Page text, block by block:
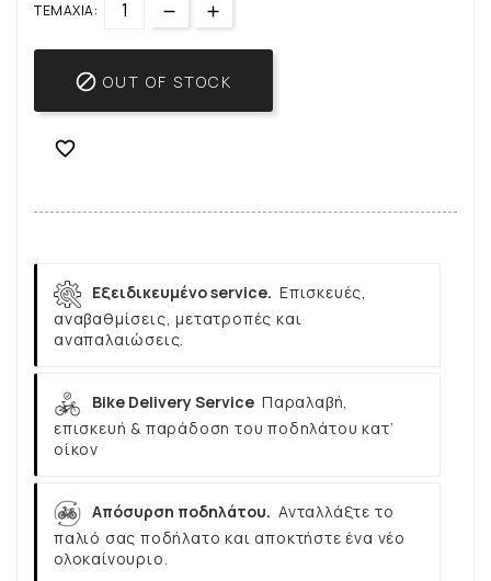
ΤΕΜΆΧΙΑ:
 OUT OF STOCK

Εξειδικευμένο service. Επισκευές,
αναβαθμίσεις, μετατροπές και
αναπαλαιώσεις.
Bike Delivery Service Παραλαβή,
επισκευή & παράδοση του ποδηλάτου κατ’
οίκον
Απόσυρση ποδηλάτου. Ανταλλάξτε το
παλιό σας ποδήλατο και αποκτήστε ένα νέο
ολοκαίνουριο.